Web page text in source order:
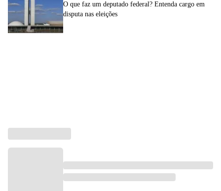
O que faz um deputado federal? Entenda cargo em
disputa nas eleições